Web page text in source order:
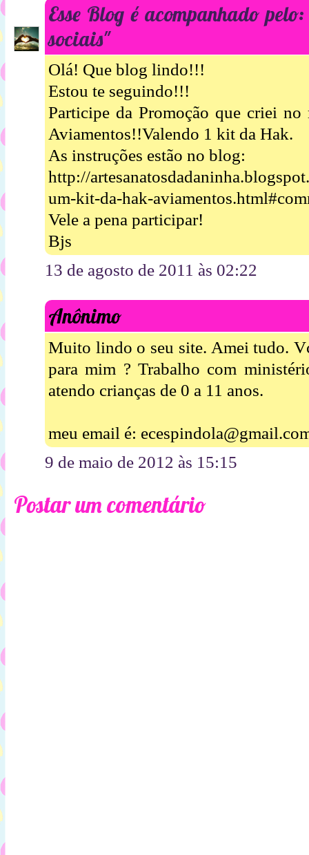
Esse Blog é acompanhado
sociais"
Olá! Que blog lindo!!!
Estou te seguindo!!!
Participe da Promoção que criei
Aviamentos!!Valendo 1 kit da Hak.
As instruções estão no blog:
http://
um-kit-da-hak-
Vele a pena participar!
Bjs
13 de agosto de 2011 às 02:22
Anônimo
Muito lindo o seu site. Amei tudo.
para mim ? Trabalho com
atendo crianças de 0 a 11 anos.
meu email é:
9 de maio de 2012 às 15:15
Postar um comentário